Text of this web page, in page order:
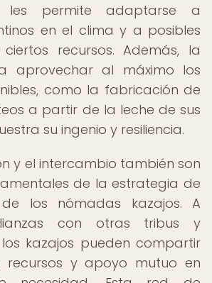
les permite adaptarse a
en el clima y a posibles
recursos. Además, la
aprovechar al máximo los
como la fabricación de
a partir de la leche de sus
su ingenio y resiliencia.
y el intercambio también son
de la estrategia de
de los nómadas kazajos. A
con otras tribus y
kazajos pueden compartir
recursos y apoyo mutuo en